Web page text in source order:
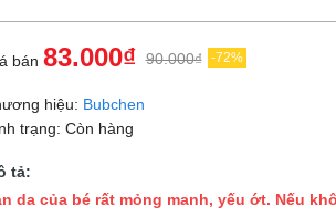
bán 83.000₫ 90.000₫ -72%
hiệu: Bubchen
trạng: Còn hàng
tả:
da của bé rất mỏng manh, yếu ớt. Nếu